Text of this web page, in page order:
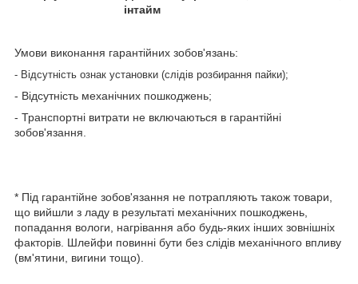
інтайм
Умови виконання гарантійних зобов'язань:
- Відсутність ознак установки (слідів розбирання пайки);
- Відсутність механічних пошкоджень;
- Транспортні витрати не включаються в гарантійні
зобов'язання.
* Під гарантійне зобов'язання не потрапляють також товари,
що вийшли з ладу в результаті механічних пошкоджень,
попадання вологи, нагрівання або будь-яких інших зовнішніх
факторів. Шлейфи повинні бути без слідів механічного впливу
(вм'ятини, вигини тощо).